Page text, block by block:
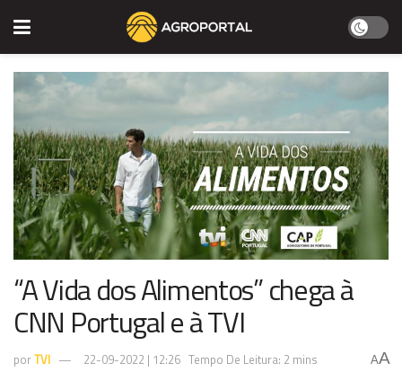
“A Vida dos Alimentos” chega à
CNN Portugal e à TVI
porTVI 22-09-2022 | 12:26 Tempo De Leitura: 2 mins AA